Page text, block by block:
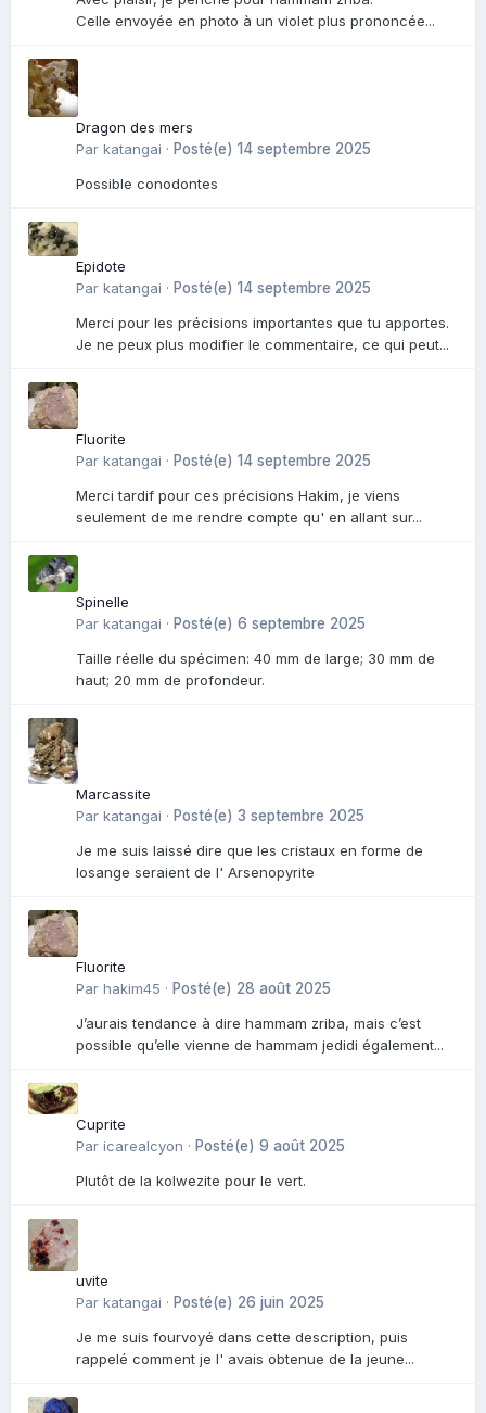
Celle envoyée en photo à un violet plus prononcée...
Dragon des mers
Par katangai · Posté(e) 14 septembre 2025
Possible conodontes
Epidote
Par katangai · Posté(e) 14 septembre 2025
Merci pour les précisions importantes que tu apportes.
Je ne peux plus modifier le commentaire, ce qui peut...
Fluorite
Par katangai · Posté(e) 14 septembre 2025
Merci tardif pour ces précisions Hakim, je viens
seulement de me rendre compte qu' en allant sur...
Spinelle
Par katangai · Posté(e) 6 septembre 2025
Taille réelle du spécimen: 40 mm de large; 30 mm de
haut; 20 mm de profondeur.
Marcassite
Par katangai · Posté(e) 3 septembre 2025
Je me suis laissé dire que les cristaux en forme de
losange seraient de l' Arsenopyrite
Fluorite
Par hakim45 · Posté(e) 28 août 2025
J’aurais tendance à dire hammam zriba, mais c’est
possible qu’elle vienne de hammam jedidi également...
Cuprite
Par icarealcyon · Posté(e) 9 août 2025
Plutôt de la kolwezite pour le vert.
uvite
Par katangai · Posté(e) 26 juin 2025
Je me suis fourvoyé dans cette description, puis
rappelé comment je l' avais obtenue de la jeune...